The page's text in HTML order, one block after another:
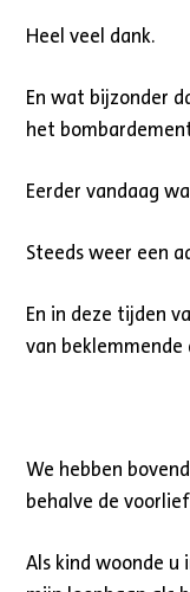
Heel veel dank.
En wat bijzonder
het
Eerder vandaag
Steeds weer een
En in deze tijden
van
We hebben
behalve de
Als kind woonde u